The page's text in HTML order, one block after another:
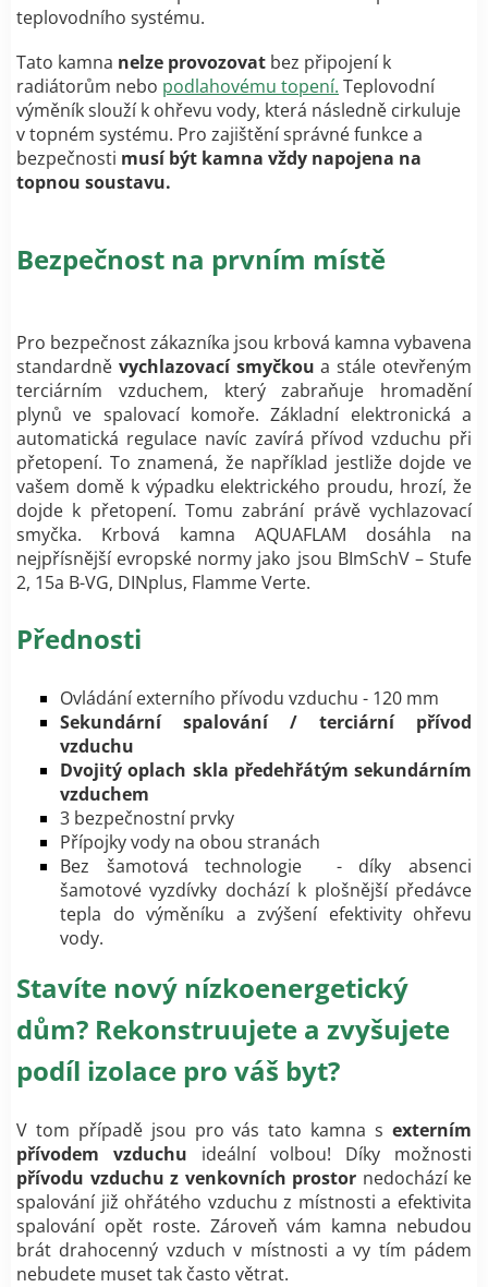
teplovodního systému.
Tato kamna nelze provozovat bez připojení k
radiátorům nebo podlahovému topení. Teplovodní
výměník slouží k ohřevu vody, která následně cirkuluje
v topném systému. Pro zajištění správné funkce a
bezpečnosti musí být kamna vždy napojena na
topnou soustavu.
Bezpečnost na prvním místě
Pro bezpečnost zákazníka jsou krbová kamna vybavena
standardně vychlazovací smyčkou a stále otevřeným
terciárním vzduchem, který zabraňuje hromadění
plynů ve spalovací komoře. Základní elektronická a
automatická regulace navíc zavírá přívod vzduchu při
přetopení. To znamená, že například jestliže dojde ve
vašem domě k výpadku elektrického proudu, hrozí, že
dojde k přetopení. Tomu zabrání právě vychlazovací
smyčka. Krbová kamna AQUAFLAM dosáhla na
nejpřísnější evropské normy jako jsou BImSchV – Stufe
2, 15a B-VG, DINplus, Flamme Verte.
Přednosti
Ovládání externího přívodu vzduchu - 120 mm
Sekundární spalování / terciární přívod
vzduchu
Dvojitý oplach skla předehřátým sekundárním
vzduchem
3 bezpečnostní prvky
Přípojky vody na obou stranách
Bez šamotová technologie - díky absenci
šamotové vyzdívky dochází k plošnější předávce
tepla do výměníku a zvýšení efektivity ohřevu
vody.
Stavíte nový nízkoenergetický
dům? Rekonstruujete a zvyšujete
podíl izolace pro váš byt?
V tom případě jsou pro vás tato kamna s externím
přívodem vzduchu ideální volbou! Díky možnosti
přívodu vzduchu z venkovních prostor nedochází ke
spalování již ohřátého vzduchu z místnosti a efektivita
spalování opět roste. Zároveň vám kamna nebudou
brát drahocenný vzduch v místnosti a vy tím pádem
nebudete muset tak často větrat.